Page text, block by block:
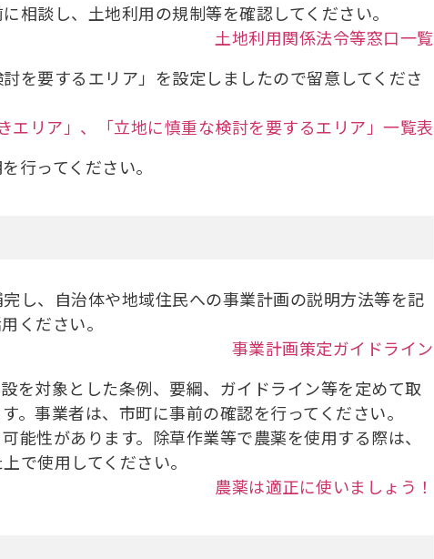
相談し、土地利用の規制等を確認してください。
土地利用関係法令等窓口一覧
を要するエリア」を設定しましたので留意してくださ
エリア」、「立地に慎重な検討を要するエリア」一覧表
行ってください。
し、自治体や地域住民への事業計画の説明方法等を記
ください。
事業計画策定ガイドライン
を対象とした条例、要綱、ガイドライン等を定めて取
。事業者は、市町に事前の確認を行ってください。
能性があります。除草作業等で農薬を使用する際は、
で使用してください。
農薬は適正に使いましょう！